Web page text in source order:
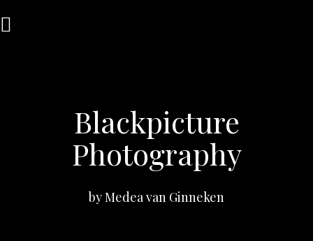
Inhalt
springen
Blackpicture
Photography
by Medea van Ginneken